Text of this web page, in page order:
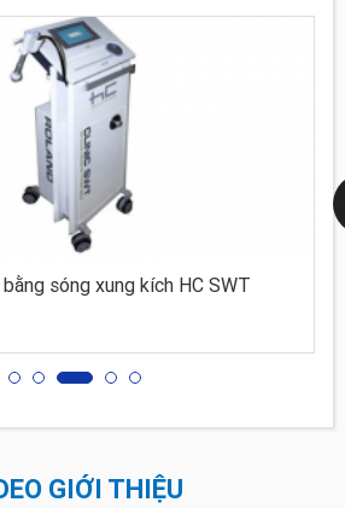
sóng xung kích HC SWT
GIỚI THIỆU